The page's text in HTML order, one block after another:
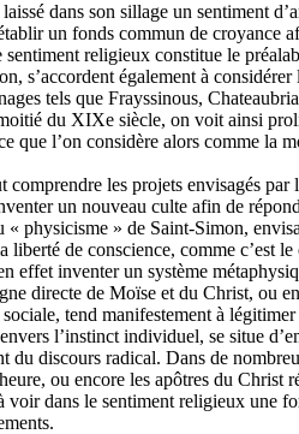
dans son sillage un sentiment
un fonds commun de
religieux constitue le
s’accordent également à
tels que Frayssinous,
du XIXe siècle, on voit ainsi
que l’on considère alors comme la
les projets envisagés
un nouveau culte afin de
physicisme » de Saint-Simon,
de conscience, comme
effet inventer un système
directe de Moïse et du Christ, ou
tend manifestement à
l’instinct individuel, se situe
du discours radical. Dans de
ou encore les apôtres du
dans le sentiment religieux une